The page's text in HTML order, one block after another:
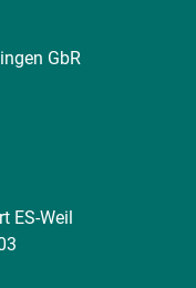
GbR
ES-Weil